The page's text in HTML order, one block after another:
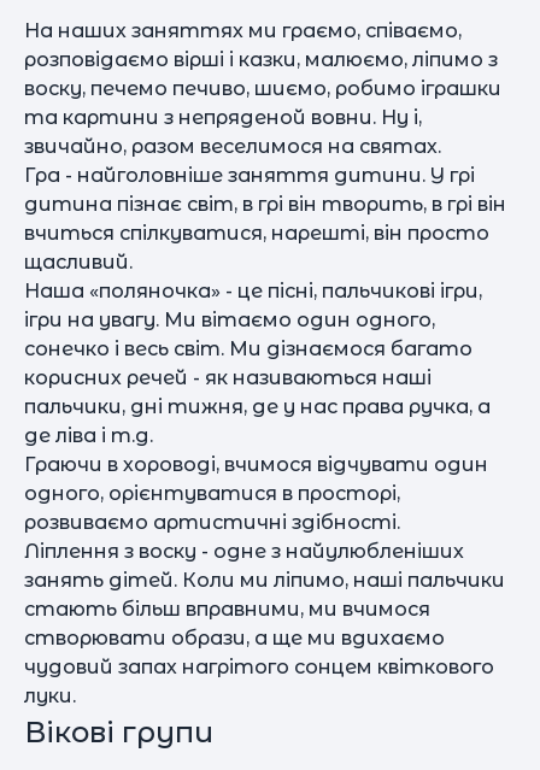
На наших заняттях ми граємо, співаємо,
розповідаємо вірші і казки, малюємо, ліпимо з
воску, печемо печиво, шиємо, робимо іграшки
та картини з непряденой вовни. Ну і,
звичайно, разом веселимося на святах.
Гра - найголовніше заняття дитини. У грі
дитина пізнає світ, в грі він творить, в грі він
вчиться спілкуватися, нарешті, він просто
щасливий.
Наша «поляночка» - це пісні, пальчикові ігри,
ігри на увагу. Ми вітаємо один одного,
cонечко і весь світ. Ми дізнаємося багато
корисних речей - як називаються наші
пальчики, дні тижня, де у нас права ручка, а
де ліва і т.д.
Граючи в хороводі, вчимося відчувати один
одного, орієнтуватися в просторі,
розвиваємо артистичні здібності.
Ліплення з воску - одне з найулюбленіших
занять дітей. Коли ми ліпимо, наші пальчики
стають більш вправними, ми вчимося
створювати образи, а ще ми вдихаємо
чудовий запах нагрітого сонцем квіткового
луки.
Вікові групи